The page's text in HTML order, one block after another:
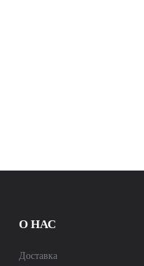
О НАС
Доставка